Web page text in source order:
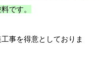
です。
事を得意としておりま